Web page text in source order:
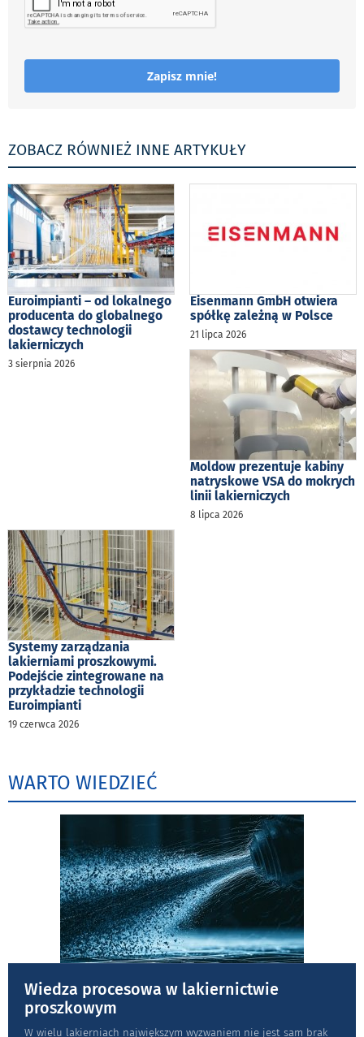
Zapisz mnie!
ZOBACZ RÓWNIEŻ INNE ARTYKUŁY
Euroimpianti – od lokalnego
producenta do globalnego
dostawcy technologii
lakierniczych
3 sierpnia 2026
Eisenmann GmbH otwiera
spółkę zależną w Polsce
21 lipca 2026
Moldow prezentuje kabiny
natryskowe VSA do mokrych
linii lakierniczych
8 lipca 2026
Systemy zarządzania
lakierniami proszkowymi.
Podejście zintegrowane na
przykładzie technologii
Euroimpianti
19 czerwca 2026
WARTO WIEDZIEĆ
Wiedza procesowa w lakiernictwie
proszkowym
W wielu lakierniach największym wyzwaniem nie jest sam brak